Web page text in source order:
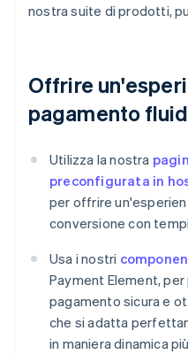
nostra suite di prodotti,
Offrire
pagamento
Utilizza la nostra
preconfigurata in
per offrire
conversione con
Usa i nostri
Payment Element,
pagamento sicura e
che si adatta
in maniera dinamica